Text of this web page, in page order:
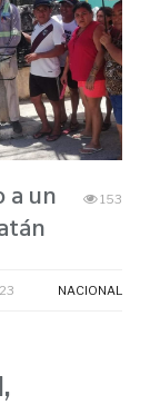
a un
153
NACIONAL